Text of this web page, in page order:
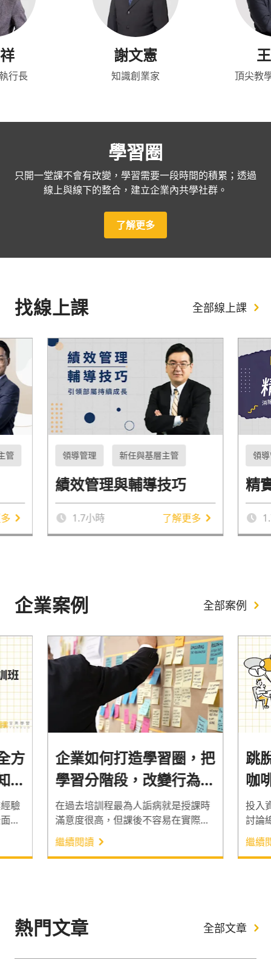
行長
謝文憲
知識創業家 頂尖教
學習圈
只開一堂課不會有改變，學習需要一段時間的積累；透過
線上與線下的整合，建立企業內共學社群。
了解更多
找線上課 全部線上課
管 領導管理 新任與基層主管
績效管理與輔導技巧
1.7小時 了解更多
領
精
企業案例 全部案例
方
識
驗
，
基
練
位
企業如何打造學習圈，把
學習分階段，改變行為並
展現成效
在過去培訓程最為人詬病就是授課時
滿意度很高，但課後不容易在實際工
作中使用課堂所學的工具或方法，以
致於學習成效不彰，未能真正展現學
習成果。因此近幾年企業將開課的焦
解決工作中的問題。
繼續閱讀
跳
咖
最
投入
討論
識被
若只
學員
職
解。
繼續
熱門文章 全部文章